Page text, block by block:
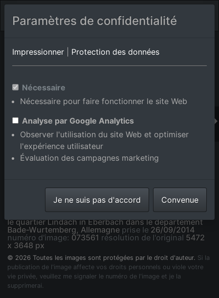
Album de lieux Eberbach/Lindach
Wurtemberg,Allemagne
Ajouter au panier int.
Vue du village sur les rives du Neckar depuis le sud à
le quartier Lindach in Eberbach dans le département
Bade-Wurtemberg, Allemagne prise le 26/09/2014
numéro d'image: 073561 résolution de l'original 5472
x 3648 px
© 2026 Toutes les images sont protégées par le droit d'auteur. Si la
publication de l'image affecte vos droits personnels ou viole votre
vie privée, veuillez me signaler le numéro de l'image et je la
supprimerai.
Paramètres de confidentialité
Impressionner Protection des données
Nécessaire
Nécessaire pour faire fonctionner le site Web
Analyse par Google Analytics
Observer l'utilisation du site Web et optimiser
l'expérience utilisateur
Évaluation des campagnes marketing
Je ne suis pas d'accord Convenue